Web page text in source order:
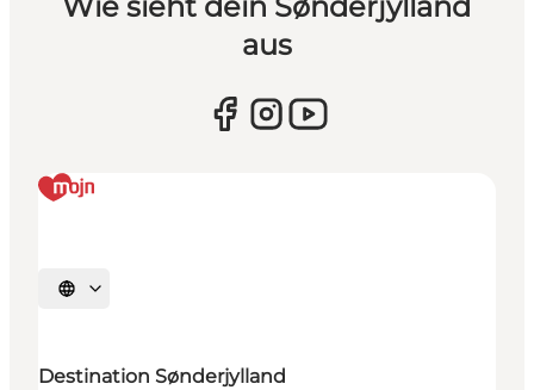
aus
Sprache auswählen
Destination Sønderjylland